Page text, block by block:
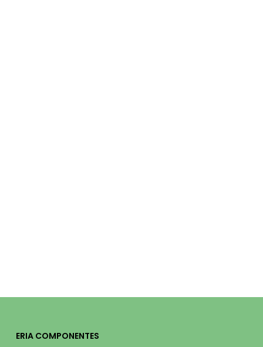
ERIA COMPONENTES